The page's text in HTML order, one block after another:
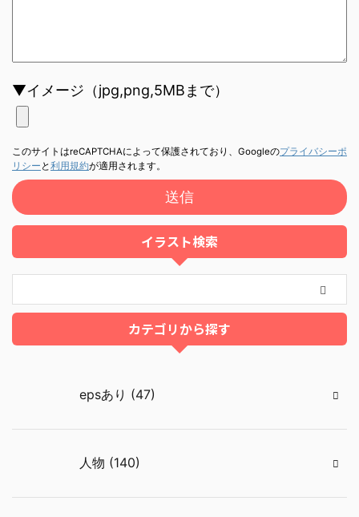
▼イメージ（jpg,png,5MBまで）
このサイトはreCAPTCHAによって保護されており、Googleのプライバシーポ
リシー と利用規約が適用されます。
イラスト検索
カテゴリから探す
epsあり (47)
人物 (140)